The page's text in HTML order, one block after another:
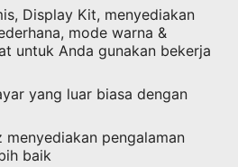
Display Kit, menyediakan
mode warna &
untuk Anda gunakan bekerja
yang luar biasa dengan
menyediakan pengalaman
baik